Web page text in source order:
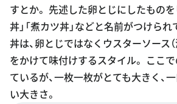
すとか。 先述した卵とじにしたものを
丼」「煮カツ丼」などと名前がつけら
丼は、卵とじではなくウスターソース
をかけて味付けするスタイル。 ここ
ているが、一枚一枚がとても大きく、
い大きさ。